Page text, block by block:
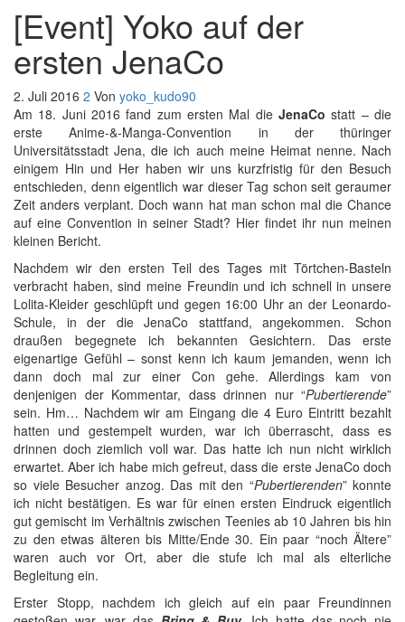
[Event] Yoko auf der
ersten JenaCo
2. Juli 2016 2 Von yoko_kudo90
Am 18. Juni 2016 fand zum ersten Mal die JenaCo statt – die
erste Anime-&-Manga-Convention in der thüringer
Universitätsstadt Jena, die ich auch meine Heimat nenne. Nach
einigem Hin und Her haben wir uns kurzfristig für den Besuch
entschieden, denn eigentlich war dieser Tag schon seit geraumer
Zeit anders verplant. Doch wann hat man schon mal die Chance
auf eine Convention in seiner Stadt? Hier findet ihr nun meinen
kleinen Bericht.
Nachdem wir den ersten Teil des Tages mit Törtchen-Basteln
verbracht haben, sind meine Freundin und ich schnell in unsere
Lolita-Kleider geschlüpft und gegen 16:00 Uhr an der Leonardo-
Schule, in der die JenaCo stattfand, angekommen. Schon
draußen begegnete ich bekannten Gesichtern. Das erste
eigenartige Gefühl – sonst kenn ich kaum jemanden, wenn ich
dann doch mal zur einer Con gehe. Allerdings kam von
denjenigen der Kommentar, dass drinnen nur “Pubertierende”
sein. Hm… Nachdem wir am Eingang die 4 Euro Eintritt bezahlt
hatten und gestempelt wurden, war ich überrascht, dass es
drinnen doch ziemlich voll war. Das hatte ich nun nicht wirklich
erwartet. Aber ich habe mich gefreut, dass die erste JenaCo doch
so viele Besucher anzog. Das mit den “Pubertierenden” konnte
ich nicht bestätigen. Es war für einen ersten Eindruck eigentlich
gut gemischt im Verhältnis zwischen Teenies ab 10 Jahren bis hin
zu den etwas älteren bis Mitte/Ende 30. Ein paar “noch Ältere”
waren auch vor Ort, aber die stufe ich mal als elterliche
Begleitung ein.
Erster Stopp, nachdem ich gleich auf ein paar Freundinnen